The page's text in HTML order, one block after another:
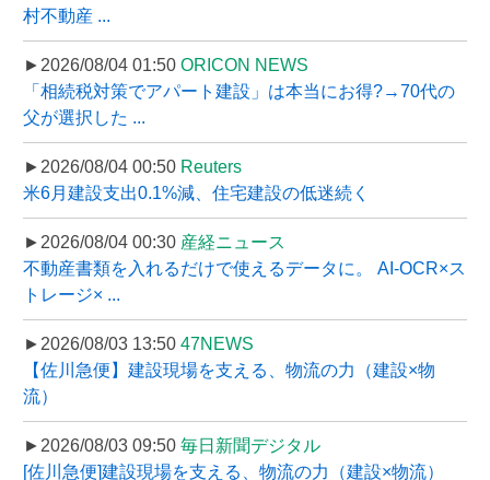
村不動産 ...
►2026/08/04 01:50 ORICON NEWS
「相続税対策でアパート建設」は本当にお得?→70代の
父が選択した ...
►2026/08/04 00:50 Reuters
米6月建設支出0.1%減、住宅建設の低迷続く
►2026/08/04 00:30 産経ニュース
不動産書類を入れるだけで使えるデータに。 AI-OCR×ス
トレージ× ...
►2026/08/03 13:50 47NEWS
【佐川急便】建設現場を支える、物流の力（建設×物
流）
►2026/08/03 09:50 毎日新聞デジタル
[佐川急便]建設現場を支える、物流の力（建設×物流）